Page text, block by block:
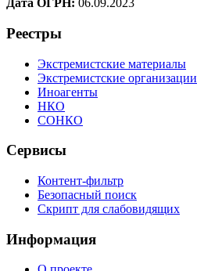
Дата ОГРН: 06.09.2023
Реестры
Экстремистские материалы
Экстремистские организации
Иноагенты
НКО
СОНКО
Сервисы
Контент-фильтр
Безопасный поиск
Скрипт для слабовидящих
Информация